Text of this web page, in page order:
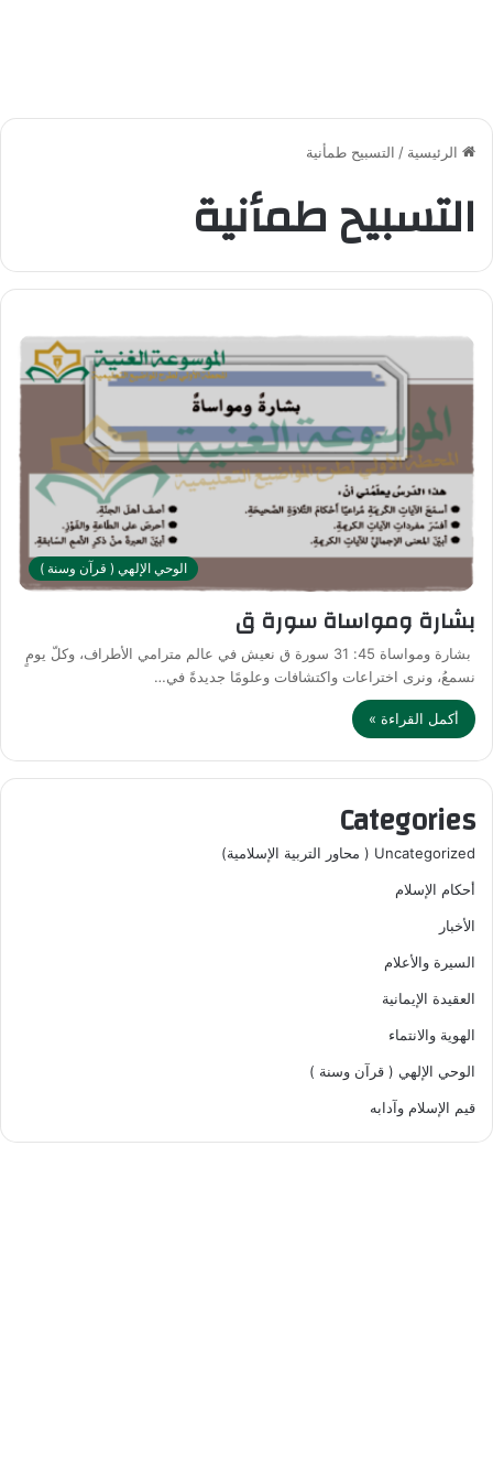
الرئيسية / التسبيح طمأنية
التسبيح طمأنية
الوحي الإلهي ( قرآن وسنة )
بشارة ومواساة سورة ق
بشارة ومواساة 45: 31 سورة ق نعيش في عالم مترامي الأطراف، وكلّ يومٍ
نسمعُ، ونرى اختراعات واكتشافات وعلومًا جديدةً في…
أكمل القراءة »
Categories
Uncategorized ( محاور التربية الإسلامية)
أحكام الإسلام
الأخبار
السيرة والأعلام
العقيدة الإيمانية
الهوية والانتماء
الوحي الإلهي ( قرآن وسنة )
قيم الإسلام وآدابه